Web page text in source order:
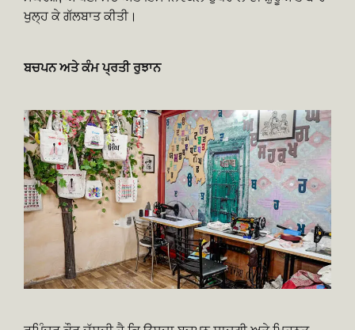
ਖੁਲ੍ਹ ਕੇ ਗੱਲਬਾਤ ਕੀਤੀ।
ਬਚਪਨ ਅਤੇ ਕੰਮ ਪ੍ਰਤੀ ਰੁਝਾਨ